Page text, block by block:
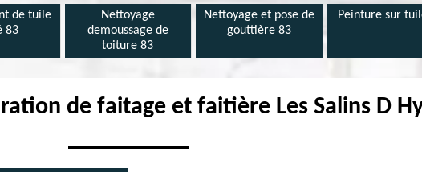
de tuile
83
Nettoyage
demoussage de
toiture 83
Nettoyage et pose de
gouttière 83
Peinture sur
de faitage et faitière Les Salins D